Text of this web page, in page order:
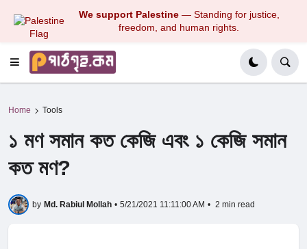
We support Palestine— Standing for justice,
freedom, and human rights.
Home Tools
১ মণ সমান কত কেজি এবং ১ কেজি সমান
কত মণ?
by Md. Rabiul Mollah • 5/21/2021 11:11:00 AM • 2 min read